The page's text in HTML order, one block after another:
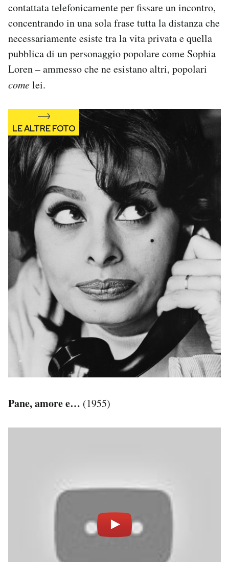
contattata telefonicamente per fissare un incontro,
concentrando in una sola frase tutta la distanza che
necessariamente esiste tra la vita privata e quella
pubblica di un personaggio popolare come Sophia
Loren – ammesso che ne esistano altri, popolari
comelei.
Pane, amore e… (1955)